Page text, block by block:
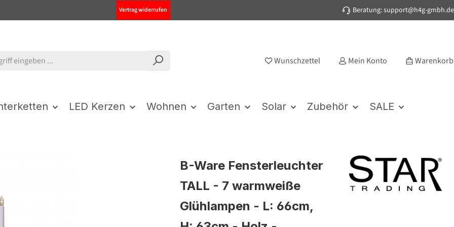
Vertrag widerrufen Beratung: support@h4g-gmbh.de
Wunschzettel Mein Konto Warenkorb
LED Kerzen Wohnen Garten Solar Zubehör SALE
B-Ware Fensterleuchter
TALL - 7 warmweiße
Glühlampen - L: 66cm,